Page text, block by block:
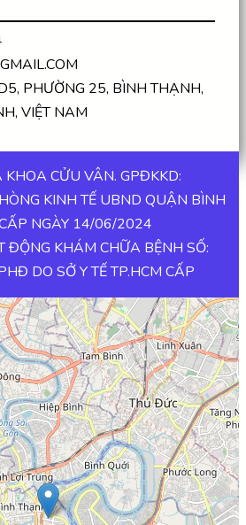
PHƯỜNG 25, BÌNH THẠNH,
VIỆT NAM
CỬU VÂN. GPĐKKD:
KINH TẾ UBND QUẬN BÌNH
NGÀY 14/06/2024
ĐỘNG KHÁM CHỮA BỆNH SỐ:
DO SỞ Y TẾ TP.HCM CẤP